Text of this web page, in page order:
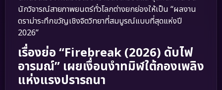
นักวิจารณ์สายภาพยนตร์ทั่วโลกต่างยกย่องให้เป็น “ผลงาน
ดราม่าระทึกขวัญเชิงจิตวิทยาที่สมบูรณ์แบบที่สุดแห่งปี
2026”
เรื่องย่อ “Firebreak (2026) ดับไฟ
อารมณ์” เผยเงื่อนงำทมิฬใต้กองเพลิง
แห่งแรงปรารถนา